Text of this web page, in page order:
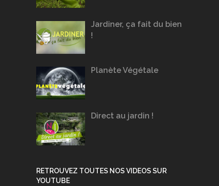
Jardiner, ça fait du bien
!
Planète Végétale
Direct au jardin !
RETROUVEZ TOUTES NOS VIDEOS SUR
YOUTUBE